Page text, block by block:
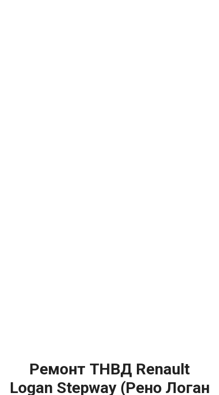
Ремонт ТНВД Renault
Logan Stepway (Рено Логан